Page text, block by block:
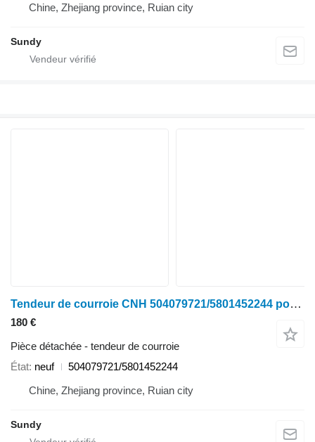
Chine, Zhejiang province, Ruian city
Sundy
Tendeur de courroie CNH 504079721/5801452244 pour tracteur à roues New Holland
180 €
Pièce détachée - tendeur de courroie
État neuf
504079721/5801452244
Chine, Zhejiang province, Ruian city
Sundy